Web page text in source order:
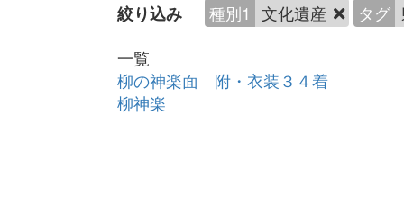
絞り込み 種別1 文化遺産 タグ
一覧
柳の神楽面 附・衣装３４着
柳神楽